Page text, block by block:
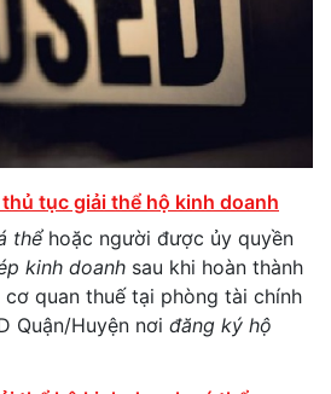
tục giải thể hộ kinh doanh
thểhoặc người được ủy quyền
kinh doanh sau khi hoàn thành
quan thuế tại phòng tài chính
Quận/Huyện nơi đăng ký hộ